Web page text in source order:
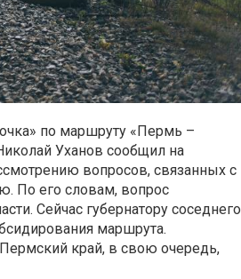
по маршруту «Пермь –
Уханов сообщил на
вопросов, связанных с
По его словам, вопрос
Сейчас губернатору соседнего
маршрута.
край, в свою очередь,